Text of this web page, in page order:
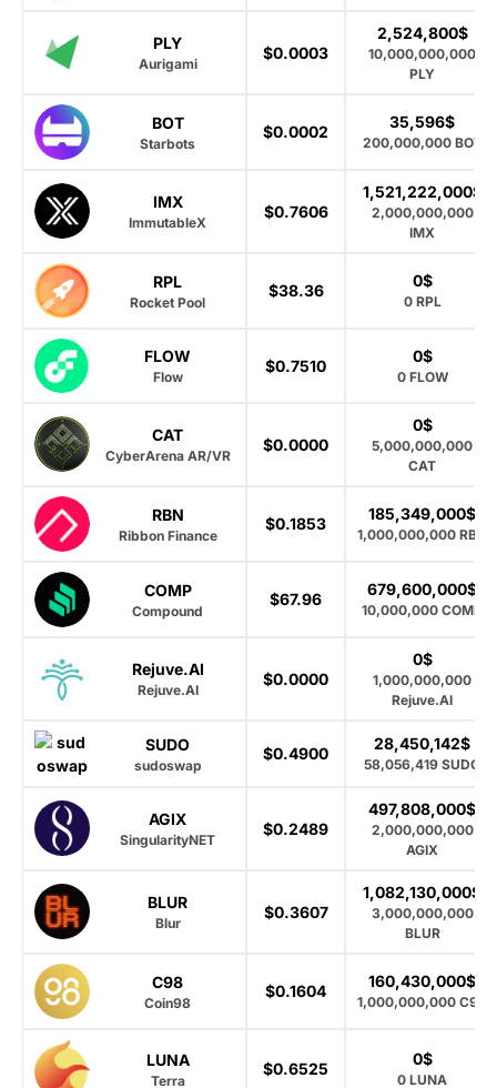
PLY
Aurigami
$0.0003
2,524,800$
10,000,000,000
PLY
BOT
Starbots
$0.0002
35,596$
200,000,000 BOT
IMX
ImmutableX
$0.7606
1,521,222,000$
2,000,000,000
IMX
RPL
Rocket Pool
$38.36
0$
0 RPL
FLOW
Flow
$0.7510
0$
0 FLOW
CAT
CyberArena AR/VR
$0.0000
0$
5,000,000,000
CAT
RBN
Ribbon Finance
$0.1853
185,349,000$
1,000,000,000 RBN
COMP
Compound
$67.96
679,600,000$
10,000,000 COMP
Rejuve.AI
Rejuve.AI
$0.0000
0$
1,000,000,000
Rejuve.AI
SUDO
sudoswap
$0.4900
28,450,142$
58,056,419 SUDO
AGIX
SingularityNET
$0.2489
497,808,000$
2,000,000,000
AGIX
BLUR
Blur
$0.3607
1,082,130,000$
3,000,000,000
BLUR
C98
Coin98
$0.1604
160,430,000$
1,000,000,000 C98
LUNA
Terra
$0.6525
0$
0 LUNA